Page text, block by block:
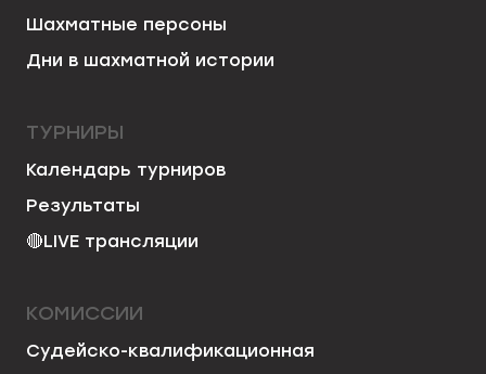
Шахматные персоны
Дни в шахматной истории
ТУРНИРЫ
Календарь турниров
Результаты
🔴LIVE трансляции
КОМИССИИ
Судейско-квалификационная